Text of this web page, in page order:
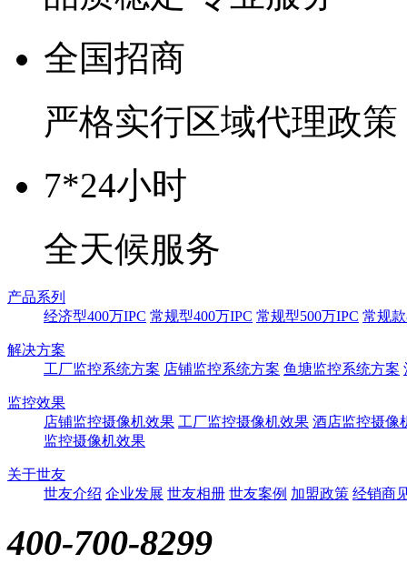
全国招商
严格实行区域代理政策
7*24小时
全天候服务
产品系列
经济型400万IPC 常规型400万IPC 常规型500万IPC 常规
解决方案
工厂监控系统方案 店铺监控系统方案 鱼塘监控系统方案
监控效果
店铺监控摄像机效果 工厂监控摄像机效果 酒店监控摄像
监控摄像机效果
关于世友
世友介绍 企业发展 世友相册 世友案例 加盟政策 经销商
400-700-8299